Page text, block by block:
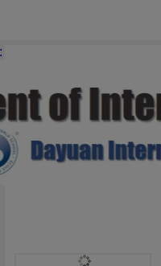
國際交流處 |